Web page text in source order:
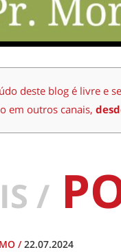
deste blog é livre e
em outros canais,
/
/22.07.2024